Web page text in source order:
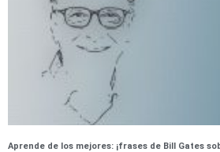
Aprende de los mejores: ¡frases de Bill Gates